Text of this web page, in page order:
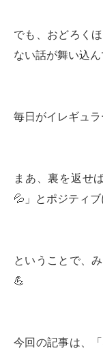
でも、おどろく
ない話が舞い込
毎日がイレギュ
まあ、裏を返せ
💦」とポジティ
ということで、
💪
今回の記事は、「